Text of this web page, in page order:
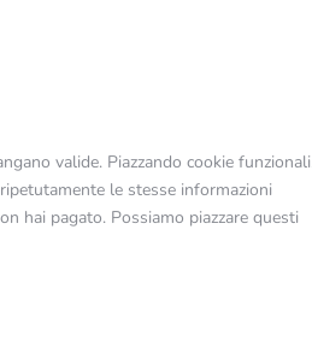
valide. Piazzando cookie
le stesse informazioni
hai pagato. Possiamo piazzare questi